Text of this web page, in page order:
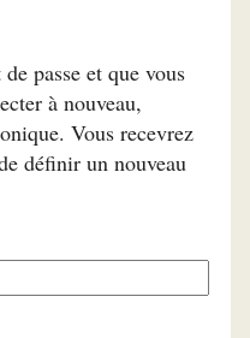
passe et que vous
à nouveau,
Vous recevrez
définir un nouveau